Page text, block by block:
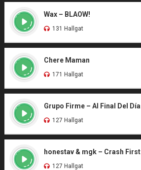
Wax – BLAOW!
131 Hallgat
Chere Maman
171 Hallgat
Grupo Firme – Al Final Del Día
127 Hallgat
honestav & mgk – Crash First
127 Hallgat